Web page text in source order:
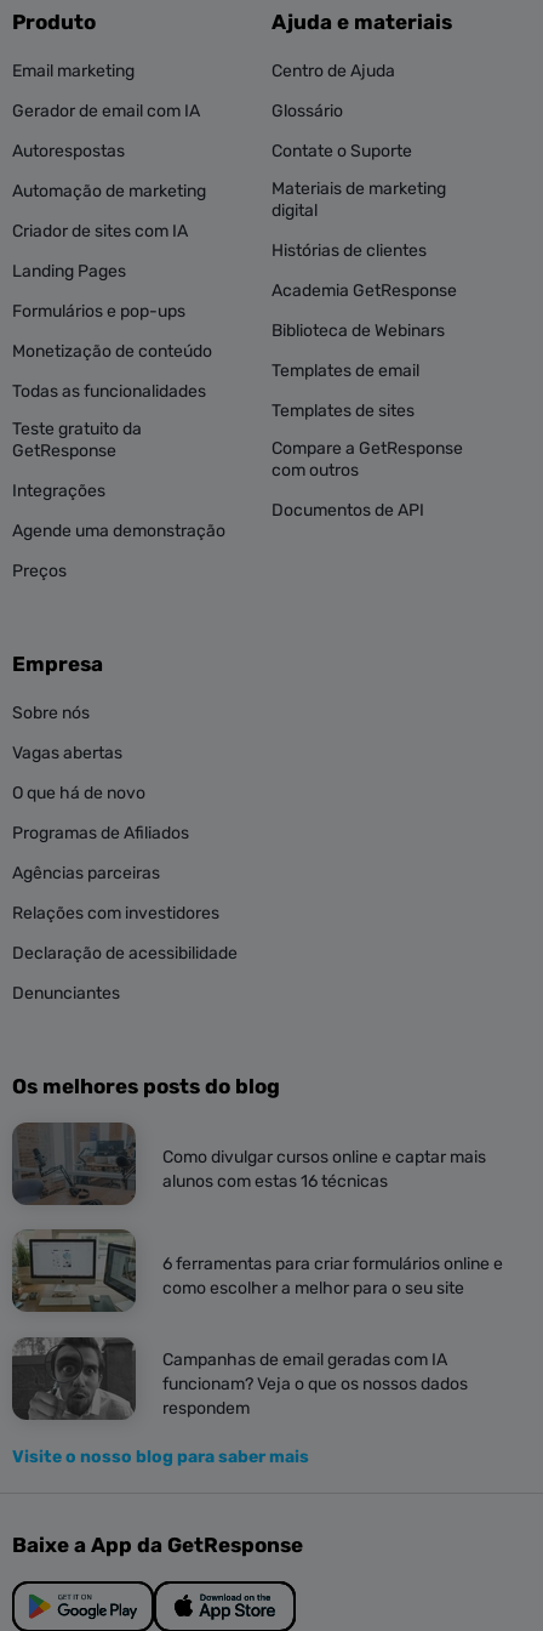
Produto
Email marketing
Gerador de email com IA
Autorespostas
Automação de marketing
Criador de sites com IA
Landing Pages
Formulários e pop-ups
Monetização de conteúdo
Todas as funcionalidades
Teste gratuito da
GetResponse
Integrações
Agende uma demonstração
Preços
Ajuda e materiais
Centro de Ajuda
Glossário
Contate o Suporte
Materiais de marketing
digital
Histórias de clientes
Academia GetResponse
Biblioteca de Webinars
Templates de email
Templates de sites
Compare a GetResponse
com outros
Documentos de API
Empresa
Sobre nós
Vagas abertas
O que há de novo
Programas de Afiliados
Agências parceiras
Relações com investidores
Declaração de acessibilidade
Denunciantes
Os melhores posts do blog
Como divulgar cursos online e captar mais
alunos com estas 16 técnicas
6 ferramentas para criar formulários online e
como escolher a melhor para o seu site
Campanhas de email geradas com IA
funcionam? Veja o que os nossos dados
respondem
Visite o nosso blog para saber mais
Baixe a App da GetResponse